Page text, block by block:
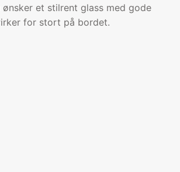
et stilrent glass med gode
for stort på bordet.